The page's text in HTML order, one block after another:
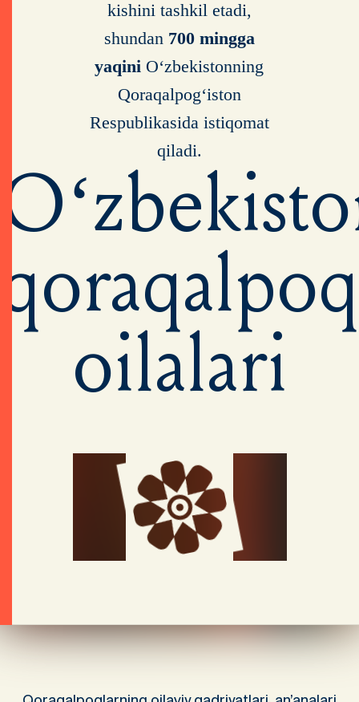
kishini tashkil etadi,
shundan 700 mingga
yaqini O‘zbekistonning
Qoraqalpog‘iston
Respublikasida istiqomat
qiladi.
qoraqalpoq
oilalari